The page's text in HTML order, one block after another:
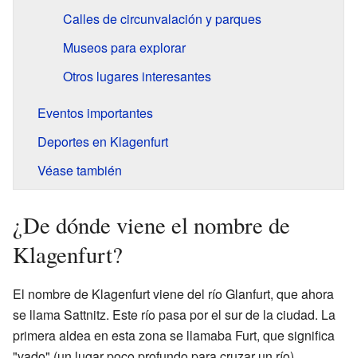
Calles de circunvalación y parques
Museos para explorar
Otros lugares interesantes
Eventos importantes
Deportes en Klagenfurt
Véase también
¿De dónde viene el nombre de
Klagenfurt?
El nombre de Klagenfurt viene del río Glanfurt, que ahora
se llama Sattnitz. Este río pasa por el sur de la ciudad. La
primera aldea en esta zona se llamaba Furt, que significa